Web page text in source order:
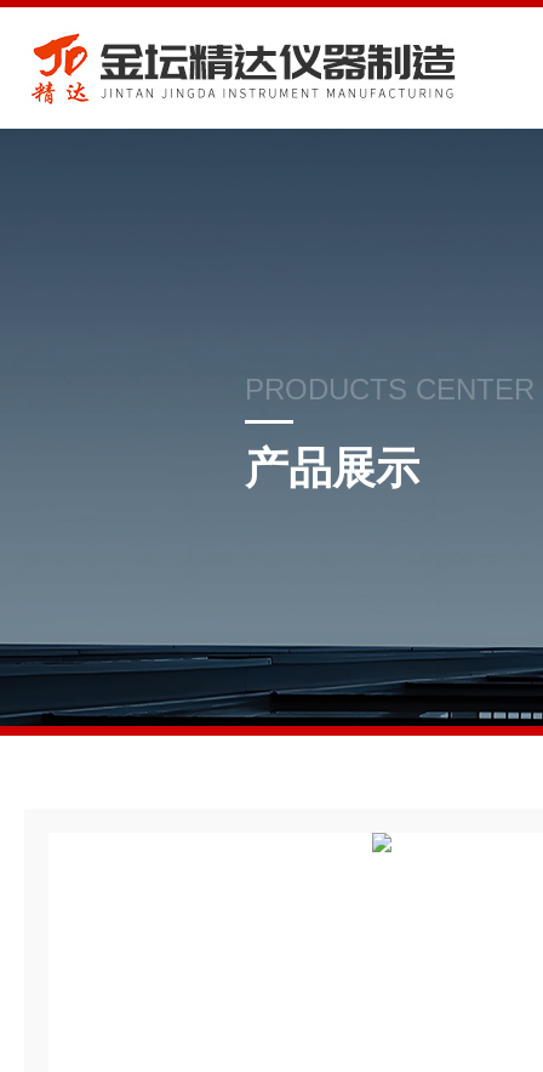
PRODUCTS CENTER
产品展示